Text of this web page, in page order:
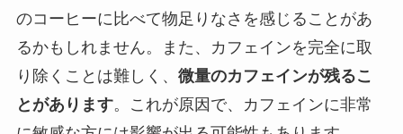
のコーヒーに比べて物足りなさを感じることがあ
るかもしれません。また、カフェインを完全に取
り除くことは難しく、 微量のカフェインが残るこ
とがあります。これが原因で、カフェインに非常